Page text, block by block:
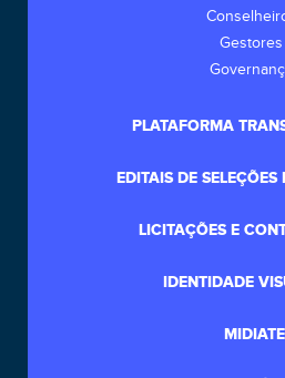
Gestores
PLATAFORMA
EDITAIS DE
LICITAÇÕES E
IDENTIDADE